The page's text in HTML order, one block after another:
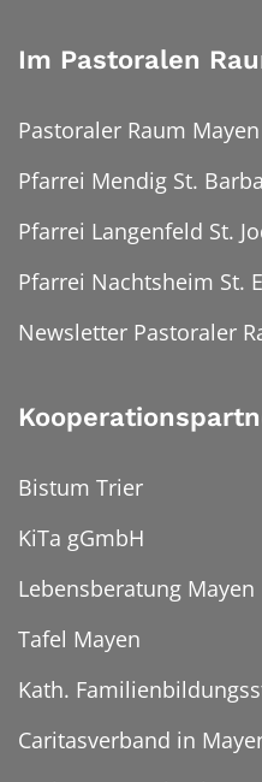
Im Pastoralen
Pastoraler Raum Mayen
Pfarrei Mendig St.
Pfarrei Langenfeld St.
Pfarrei Nachtsheim St.
Newsletter Pastoraler
Bistum Trier
KiTa gGmbH
Lebensberatung Mayen
Tafel Mayen
Kath.
Caritasverband in